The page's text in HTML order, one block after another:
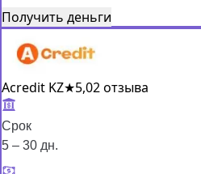
Получить деньги
Acredit KZ★5,02 отзыва
Срок
5 – 30 дн.